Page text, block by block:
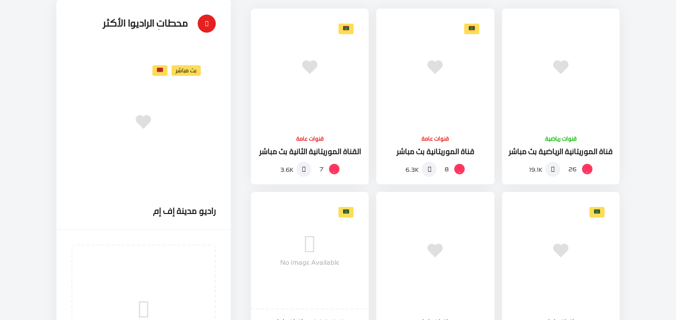
قنوات رياضية
قناة الموريتانية الرياضية بث مباشر
26
19.1K
قنوات عامة
قناة الموريتانية بث مباشر
8
6.3K
قنوات عامة
القناة الموريتانية الثانية بث مباشر
7
3.6K
No Image Available
محطات الراديوا الأكثر
بث مباشر
راديو مدينة إف إم